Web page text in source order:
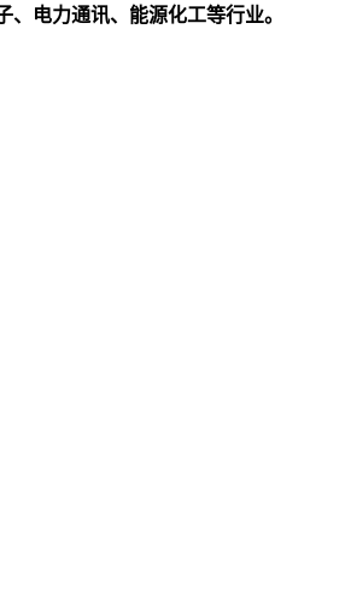
电力通讯、能源化工等行业。